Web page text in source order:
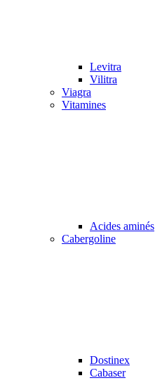
Levitra
Vilitra
Viagra
Vitamines
Acides aminés
Cabergoline
Dostinex
Cabaser